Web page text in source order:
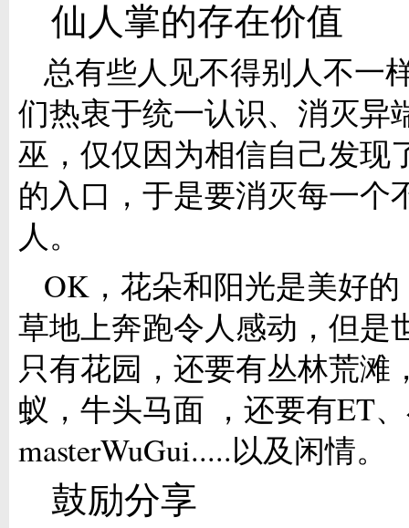
仙人掌的存在价值
总有些人见不得别人不一
们热衷于统一认识、消灭异
巫，仅仅因为相信自己发现
的入口，于是要消灭每一个
人。
OK，花朵和阳光是美好
草地上奔跑令人感动，但是
只有花园，还要有丛林荒滩
蚁，牛头马面 ，还要有ET
masterWuGui.....以及闲情。
鼓励分享